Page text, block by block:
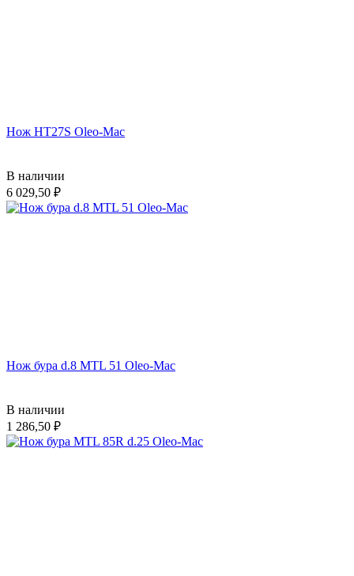
Нож HT27S Oleo-Mac
В наличии
6 029,50
Нож бура d.8 MTL 51 Oleo-Mac
В наличии
1 286,50